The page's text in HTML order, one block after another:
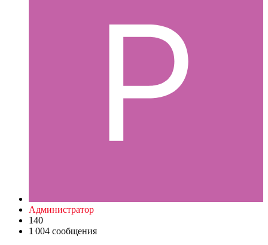
Администратор
140
1 004 сообщения